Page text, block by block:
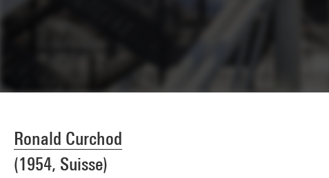
Ronald Curchod
(1954, Suisse)